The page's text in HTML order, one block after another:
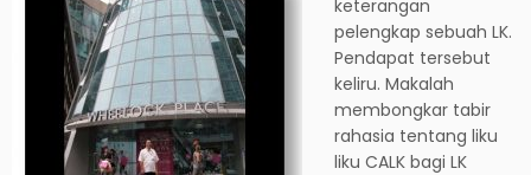
keterangan
pelengkap sebuah LK.
Pendapat tersebut
keliru. Makalah
membongkar tabir
rahasia tentang liku
liku CALK bagi LK